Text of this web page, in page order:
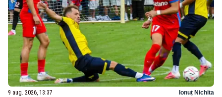
9 aug. 2026, 13:37 Ionuț Nichita